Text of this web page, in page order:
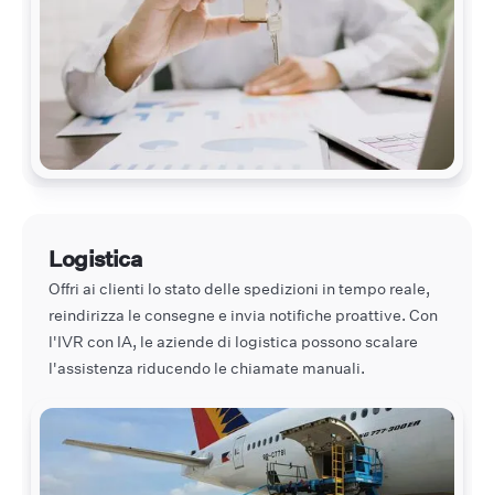
Logistica
Offri ai clienti lo stato delle spedizioni in tempo reale,
reindirizza le consegne e invia notifiche proattive. Con
l'IVR con IA, le aziende di logistica possono scalare
l'assistenza riducendo le chiamate manuali.